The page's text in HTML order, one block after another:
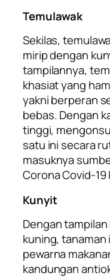
Temulawak
Sekilas,
mirip dengan
tampilannya,
khasiat yang
yakni berperan
bebas. Dengan
tinggi,
satu ini secara
masuknya
Corona Covid-
Kunyit
Dengan
kuning,
pewarna
kandungan